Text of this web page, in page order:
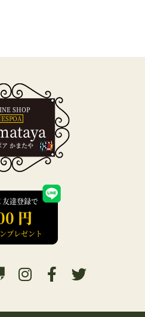
SHOP
ESPOA
ア かまたや
達登録で
円
プレゼント